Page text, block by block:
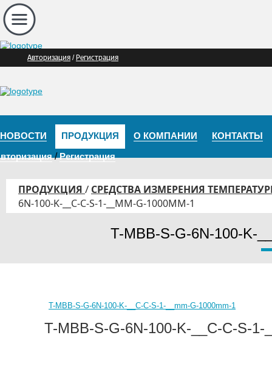
Авторизация /Регистрация
НОВОСТИ ПРОДУКЦИЯ О КОМПАНИИ
КОНТАКТЫ
/Регистрация
ПРОДУКЦИЯ / СРЕДСТВА ИЗМЕРЕНИЯ
6N-100-K-__C-C-S-1-__MM-G-1000MM-1
T-MBB-S-G-6N-100-K-
T-MBB-S-G-6N-100-K-__C-C-S-1-__mm-G-1000mm-1
T-MBB-S-G-6N-100-K-__C-C-S-1-